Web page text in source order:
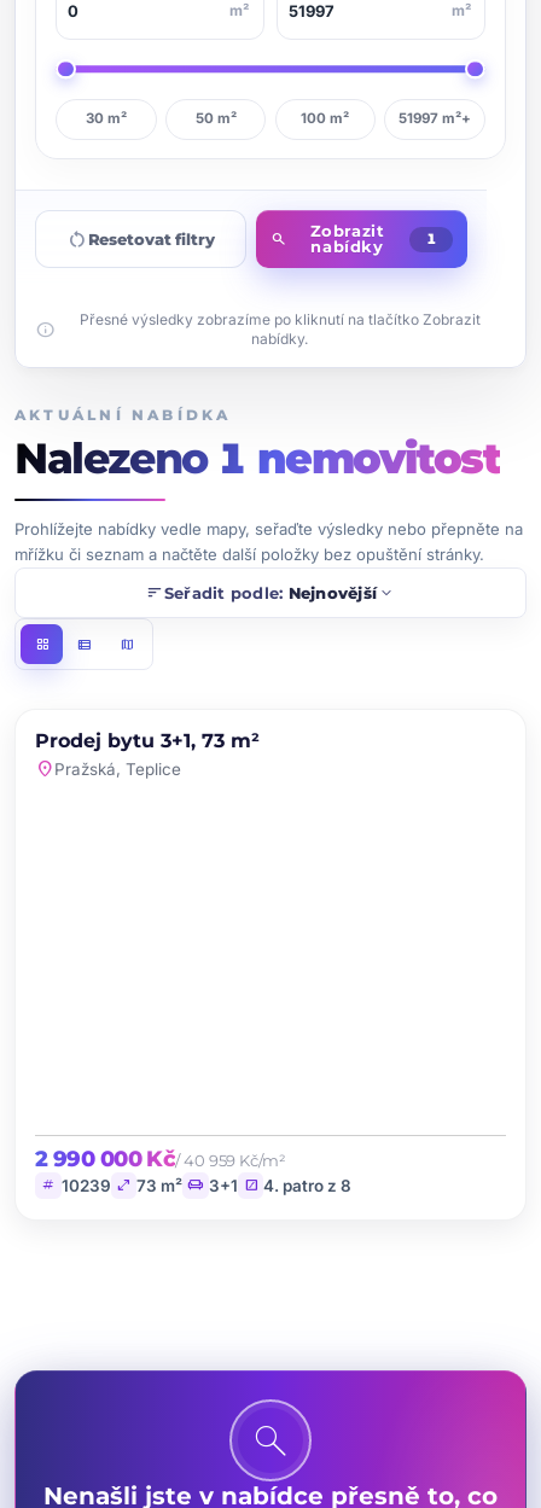
m² m²
30 m² 50 m² 100 m² 51997 m²+
restart_alt Resetovat filtry search
Zobrazit
nabídky
1
info
Přesné výsledky zobrazíme po kliknutí na tlačítko Zobrazit
nabídky.
AKTUÁLNÍ NABÍDKA
Nalezeno 1 nemovitost
Prohlížejte nabídky vedle mapy, seřaďte výsledky nebo přepněte na
mřížku či seznam a načtěte další položky bez opuštění stránky.
sortSeřadit podle: Nejnovějšíexpand_more
grid_view view_list map
PRODEJ
Prodej bytu 3+1, 73 m²
location_onPražská, Teplice
2 990 000 Kč/ 40 959 Kč/m²
tag 10239 open_in_full 73 m² chair 3+1 stairs 4. patro z 8
search
Nenašli jste v nabídce přesně to, co